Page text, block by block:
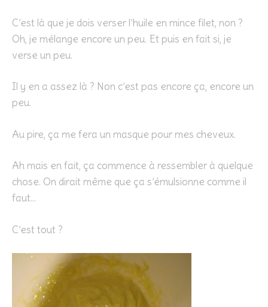
C’est là que je dois verser l’huile en mince filet, non ?
Oh, je mélange encore un peu. Et puis en fait si, je
verse un peu.
Il y en a assez là ? Non c’est pas encore ça, encore un
peu.
Au pire, ça me fera un masque pour mes cheveux.
Ah mais en fait, ça commence à ressembler à quelque
chose. On dirait même que ça s’émulsionne comme il
faut…
C’est tout ?